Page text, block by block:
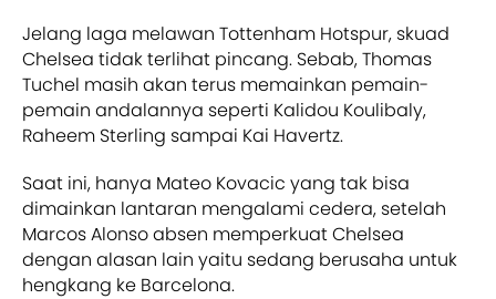
Jelang laga melawan Tottenham Hotspur, skuad
Chelsea tidak terlihat pincang. Sebab, Thomas
Tuchel masih akan terus memainkan pemain-
pemain andalannya seperti Kalidou Koulibaly,
Raheem Sterling sampai Kai Havertz.
Saat ini, hanya Mateo Kovacic yang tak bisa
dimainkan lantaran mengalami cedera, setelah
Marcos Alonso absen memperkuat Chelsea
dengan alasan lain yaitu sedang berusaha untuk
hengkang ke Barcelona.